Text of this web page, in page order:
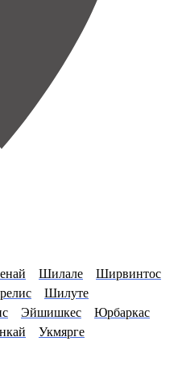
Шилале
Ширвинтос
Шилуте
Эйшишкес
Юрбаркас
Укмярге